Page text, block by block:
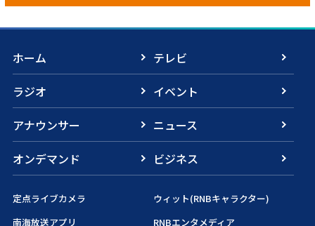
ホーム
テレビ
ラジオ
イベント
アナウンサー
ニュース
オンデマンド
ビジネス
定点ライブカメラ
ウィット(RNBキャラクター)
南海放送アプリ
RNBエンタメディア